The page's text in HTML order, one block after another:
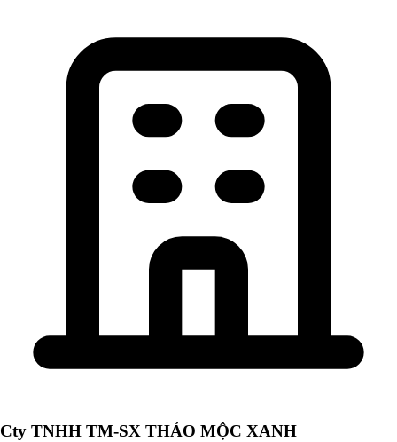
Cty TNHH TM-SX THẢO MỘC XANH